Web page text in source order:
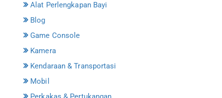
Alat Perlengkapan Bayi
Blog
Game Console
Kamera
Kendaraan & Transportasi
Mobil